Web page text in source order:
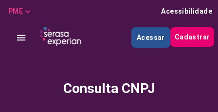
PME Acessibilidade
Acessar Cadastrar
Consulta CNPJ